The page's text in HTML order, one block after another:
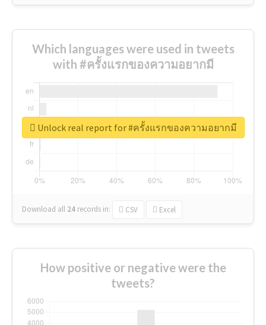
Which languages were used in tweets
with #ครั้งแรกของความอยากมี
Download all 24 records in: CSV Excel
Unlock real report for #ครั้งแรกของความอยากมี
How positive or negative were the
tweets?